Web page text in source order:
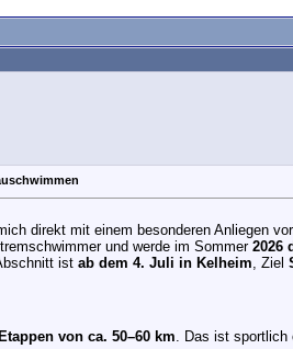
direkt mit einem besonderen Anliegen
und werde im Sommer 2026
ist ab dem 4. Juli in Kelheim, Ziel
von ca. 50–60 km. Das ist sportlich